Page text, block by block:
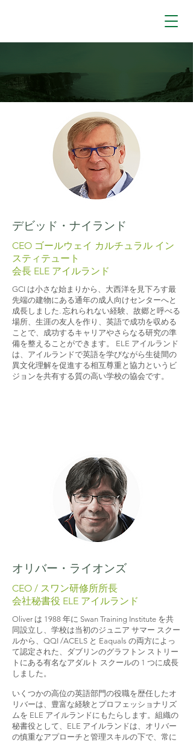
デビッド・ナイランド
CEO ゴールウェイ カルチュラル イン
スティテュート
会長 ELE アイルランド
GCI は小さな始まりから、大西洋を見下ろす最
先端の建物にある通年の成人向けセンターへと
成長しました. 忘れられない経験、故郷と呼べる
場所、生涯の友人を作り、英語で成功を収める
ことで、成功するキャリアやさらなる研究の準
備を整えることができます。 ELE アイルランド
は、アイルランドで英語を学びながら生徒間の
異文化理解を促進する相互尊重と協力というビ
ジョンを共有する質の高い学校の協会です。
オリバー・ライオンズ
CEO / スワン研修所所長
会社秘書役 ELE アイルランド
Oliver は 1988 年に Swan Training Institute を共
同設立し、学校は当初のジュニア サマー スクー
ルから、QQI /ACELS と Eaquals の両方によっ
て認定された、ダブリンのグラフトン ストリー
トにある有名なアダルト スクールの 1 つに成長
しました。
いくつかの高位の英語部門の役職を歴任したオ
リバーは、豊富な経験とプロフェッショナリズ
ムを ELE アイルランドにもたらします。組織の
秘書役として、ELE アイルランドは、オリバー
の慎重なアプローチと管理スキルの下で、常に